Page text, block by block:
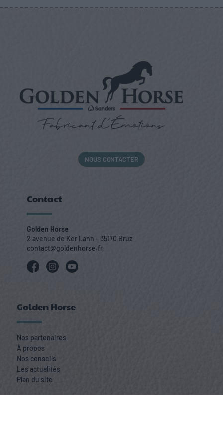
NOUS CONTACTER
Contact
Golden Horse
2 avenue de Ker Lann – 35170 Bruz
contact@goldenhorse.fr
Golden Horse
Nos partenaires
À propos
Nos conseils
Les actualités
Plan du site